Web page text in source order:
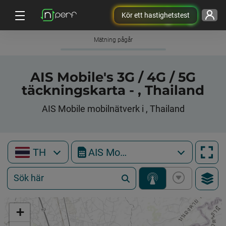
Kör ett hastighetstest
Mätning pågår
AIS Mobile's 3G / 4G / 5G
täckningskarta - , Thailand
AIS Mobile mobilnätverk i , Thailand
TH AIS Mobile
+